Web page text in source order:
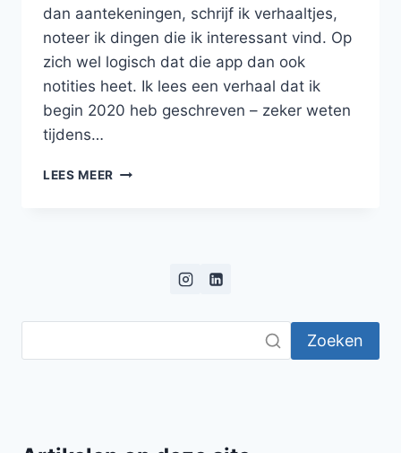
dan aantekeningen, schrijf ik verhaaltjes,
noteer ik dingen die ik interessant vind. Op
zich wel logisch dat die app dan ook
notities heet. Ik lees een verhaal dat ik
begin 2020 heb geschreven – zeker weten
tijdens…
LEES MEER EEN
Zoeken